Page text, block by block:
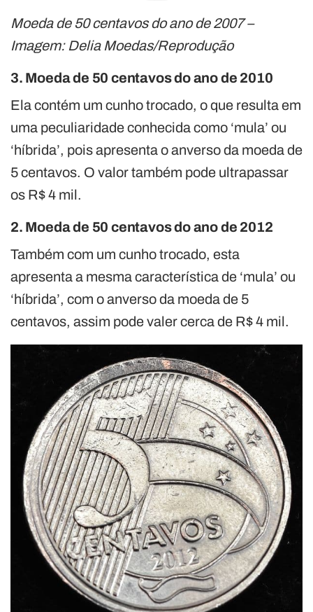
Moeda de 50 centavos do ano de 2007 –
Imagem: Delia Moedas/Reprodução
3. Moeda de 50 centavos do ano de 2010
Ela contém um cunho trocado, o que resulta em
uma peculiaridade conhecida como ‘mula’ ou
‘híbrida’, pois apresenta o anverso da moeda de
5 centavos. O valor também pode ultrapassar
os R$ 4 mil.
2. Moeda de 50 centavos do ano de 2012
Também com um cunho trocado, esta
apresenta a mesma característica de ‘mula’ ou
‘híbrida’, com o anverso da moeda de 5
centavos, assim pode valer cerca de R$ 4 mil.